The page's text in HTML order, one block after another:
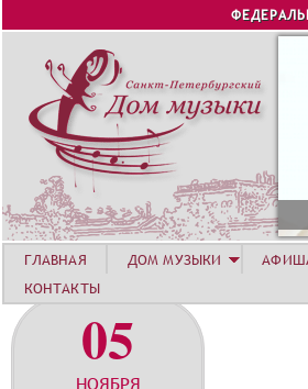
Jump to
05
НОЯБРЯ
ГЛАВНАЯ ДОМ МУЗЫКИ
КОНТАКТЫ